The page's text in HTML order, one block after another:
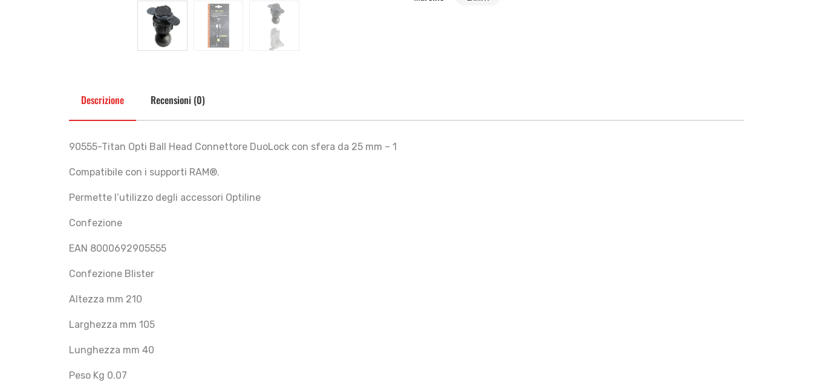
Descrizione Recensioni (0)
90555-Titan Opti Ball Head Connettore DuoLock con sfera da 25 mm – 1
Compatibile con i supporti RAM®.
Permette l’utilizzo degli accessori Optiline
Confezione
EAN 8000692905555
Confezione Blister
Altezza mm 210
Larghezza mm 105
Lunghezza mm 40
Peso Kg 0.07